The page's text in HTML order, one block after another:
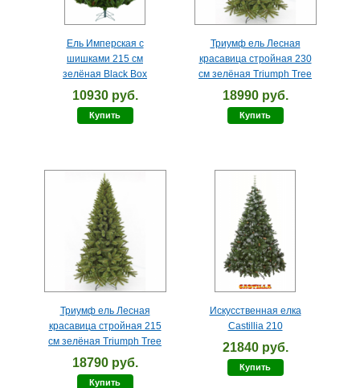
Ель Имперская с
шишками 215 см
зелёная Black Box
10930 руб.
Купить
Триумф ель Лесная
красавица стройная 230
см зелёная Triumph Tree
18990 руб.
Купить
Триумф ель Лесная
красавица стройная 215
см зелёная Triumph Tree
18790 руб.
Купить
Искусственная елка
Castillia 210
21840 руб.
Купить